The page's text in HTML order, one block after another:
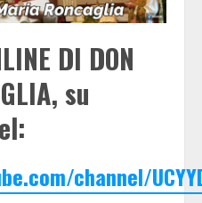
DI DON
su
channel/